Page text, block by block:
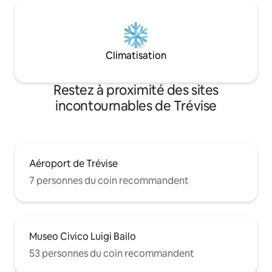
Climatisation
Restez à proximité des sites
incontournables de Trévise
Aéroport de Trévise
7 personnes du coin recommandent
Museo Civico Luigi Bailo
53 personnes du coin recommandent